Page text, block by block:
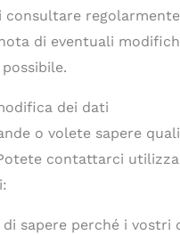
consultare
di eventuali
dei dati
o volete sapere
contattarci
sapere perché i vostri